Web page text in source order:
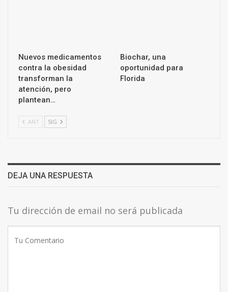
Nuevos medicamentos
contra la obesidad
transforman la
atención, pero
plantean…
Biochar, una
oportunidad para
Florida
ANT SIG
DEJA UNA RESPUESTA
Tu dirección de email no será publicada